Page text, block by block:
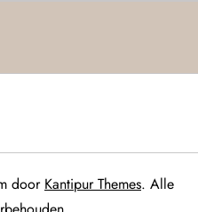
door Kantipur Themes. Alle